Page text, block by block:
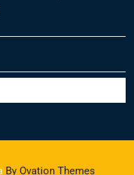
By Ovation Themes